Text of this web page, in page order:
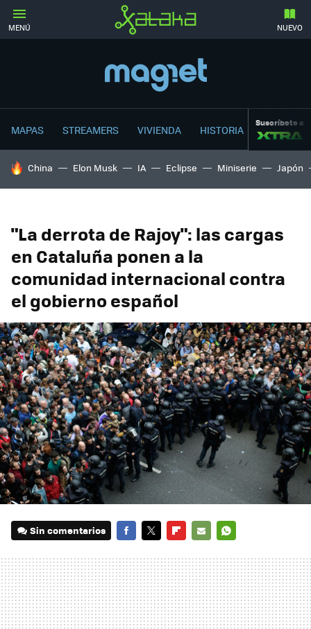
MENÚ NUEVO
MAPAS STREAMERS VIVIENDA HISTORIA Suscríbete a
HOY SE HABLA DE
China Elon Musk IA Eclipse Miniserie Japón
"La derrota de Rajoy": las cargas
en Cataluña ponen a la
comunidad internacional contra
el gobierno español
Sin comentarios
MAIL